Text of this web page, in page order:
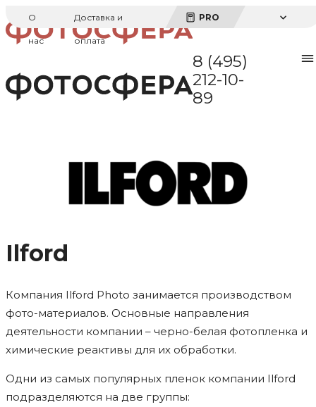
О
нас
Доставка и
оплата
PRO
8 (495)
212-10-
89
Ilford
Компания Ilford Photo занимается производством
фото-материалов. Основные направления
деятельности компании – черно-белая фотопленка и
химические реактивы для их обработки.
Одни из самых популярных пленок компании Ilford
подразделяются на две группы: